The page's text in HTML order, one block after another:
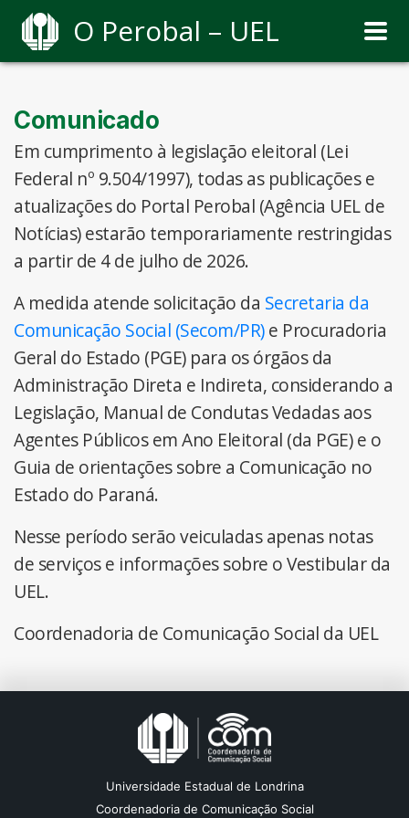
O Perobal – UEL
Comunicado
Em cumprimento à legislação eleitoral (Lei
Federal nº 9.504/1997), todas as publicações e
atualizações do Portal Perobal (Agência UEL de
Notícias) estarão temporariamente restringidas
a partir de 4 de julho de 2026.
A medida atende solicitação da Secretaria da
Comunicação Social (Secom/PR)e Procuradoria
Geral do Estado (PGE) para os órgãos da
Administração Direta e Indireta, considerando a
Legislação, Manual de Condutas Vedadas aos
Agentes Públicos em Ano Eleitoral (da PGE) e o
Guia de orientações sobre a Comunicação no
Estado do Paraná.
Nesse período serão veiculadas apenas notas
de serviços e informações sobre o Vestibular da
UEL.
Coordenadoria de Comunicação Social da UEL
Universidade Estadual de Londrina
Coordenadoria de Comunicação Social